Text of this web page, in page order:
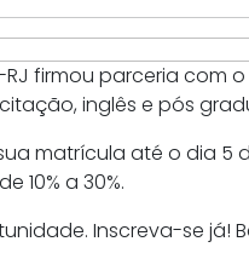
firmou parceria com
inglês e pós
matrícula até o dia
10% a 30%.
Inscreva-se já!